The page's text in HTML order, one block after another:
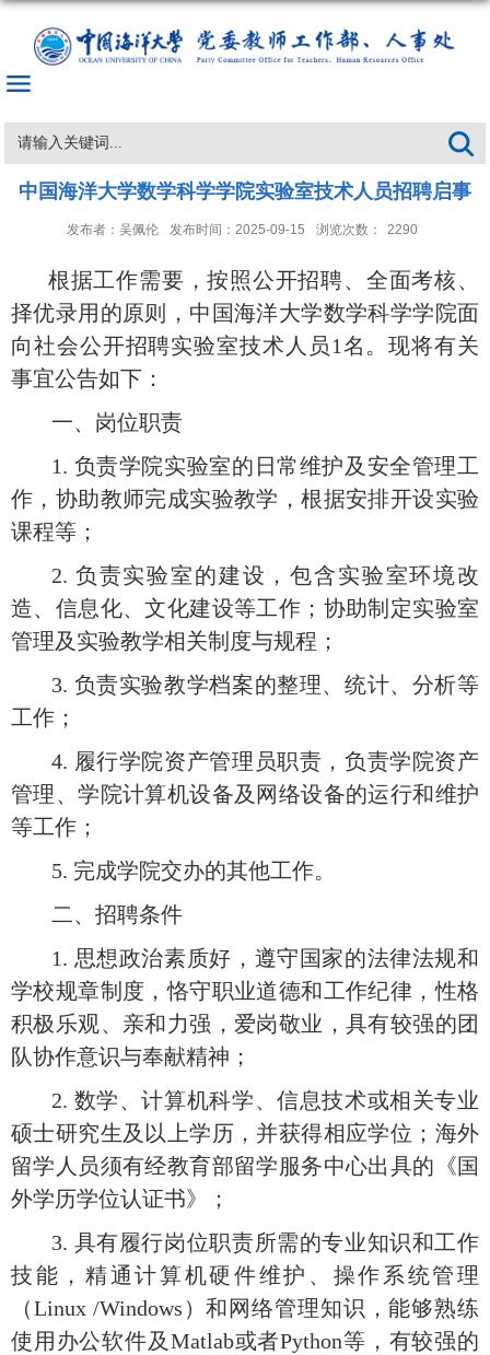
中国海洋大学数学科学学院实验室技术人员招聘启事
发布者：吴佩伦 发布时间：2025-09-15 浏览次数： 2290
根据工作需要，按照公开招聘、全面考核、
择优录用的原则，中国海洋大学数学科学学院面
向社会公开招聘实验室技术人员1名。现将有关
事宜公告如下：
一、岗位职责
1. 负责学院实验室的日常维护及安全管理工
作，协助教师完成实验教学，根据安排开设实验
课程等；
2. 负责实验室的建设，包含实验室环境改
造、信息化、文化建设等工作；协助制定实验室
管理及实验教学相关制度与规程；
3. 负责实验教学档案的整理、统计、分析等
工作；
4. 履行学院资产管理员职责，负责学院资产
管理、学院计算机设备及网络设备的运行和维护
等工作；
5. 完成学院交办的其他工作。
二、招聘条件
1. 思想政治素质好，遵守国家的法律法规和
学校规章制度，恪守职业道德和工作纪律，性格
积极乐观、亲和力强，爱岗敬业，具有较强的团
队协作意识与奉献精神；
2. 数学、计算机科学、信息技术或相关专业
硕士研究生及以上学历，并获得相应学位；海外
留学人员须有经教育部留学服务中心出具的《国
外学历学位认证书》；
3. 具有履行岗位职责所需的专业知识和工作
技能，精通计算机硬件维护、操作系统管理
（Linux /Windows）和网络管理知识，能够熟练
使用办公软件及Matlab或者Python等，有较强的